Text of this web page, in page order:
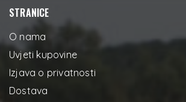
STRANICE
O nama
Uvjeti kupovine
Izjava o privatnosti
Dostava